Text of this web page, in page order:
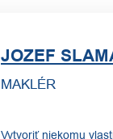
JOZEF
MAKLÉR
Vytvoriť niekomu